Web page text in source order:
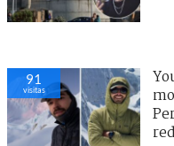
91
visitas